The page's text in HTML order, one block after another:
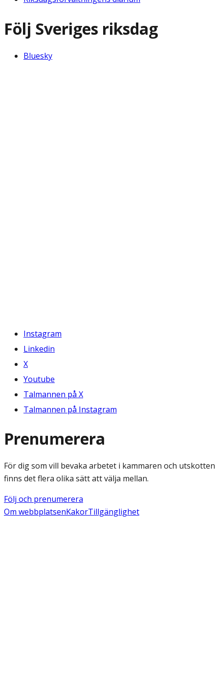
Följ Sveriges riksdag
Bluesky
Instagram
Linkedin
X
Youtube
Talmannen på X
Talmannen på Instagram
Prenumerera
För dig som vill bevaka arbetet i kammaren och utskotten
finns det flera olika sätt att välja mellan.
Följ och prenumerera
Om webbplatsenKakorTillgänglighet